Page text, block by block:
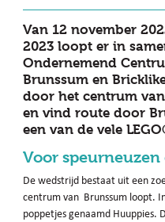
Van 12 november
2023 loopt er in
Ondernemend
Brunssum en
door het centrum
en vind route door
een van de vele
Voor
De wedstrijd bestaat uit een
centrum van Brunssum loopt.
poppetjes genaamd Huuppies.